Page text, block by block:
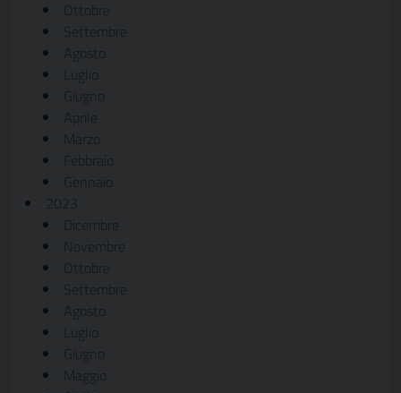
Ottobre
Settembre
Agosto
Luglio
Giugno
Aprile
Marzo
Febbraio
Gennaio
2023
Dicembre
Novembre
Ottobre
Settembre
Agosto
Luglio
Giugno
Maggio